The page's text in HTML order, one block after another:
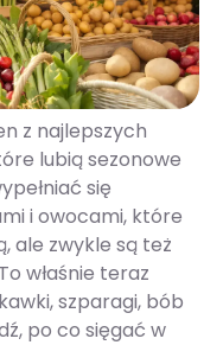
z najlepszych
lubią sezonowe
się
i owocami, które
ale zwykle są też
właśnie teraz
szparagi, bób
po co sięgać w